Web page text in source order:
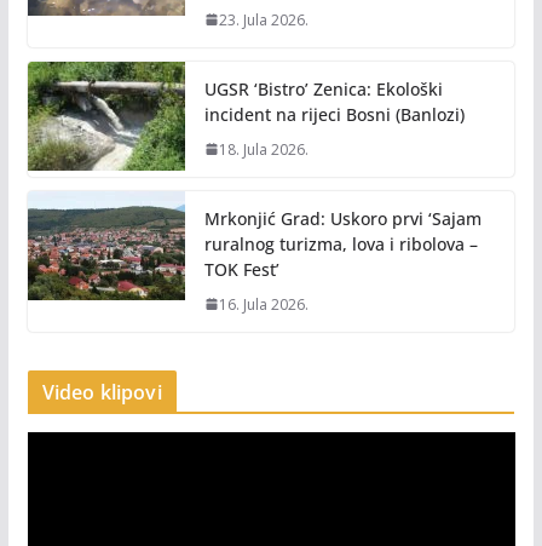
23. Jula 2026.
UGSR ‘Bistro’ Zenica: Ekološki
incident na rijeci Bosni (Banlozi)
18. Jula 2026.
Mrkonjić Grad: Uskoro prvi ‘Sajam
ruralnog turizma, lova i ribolova –
TOK Fest’
16. Jula 2026.
Video klipovi